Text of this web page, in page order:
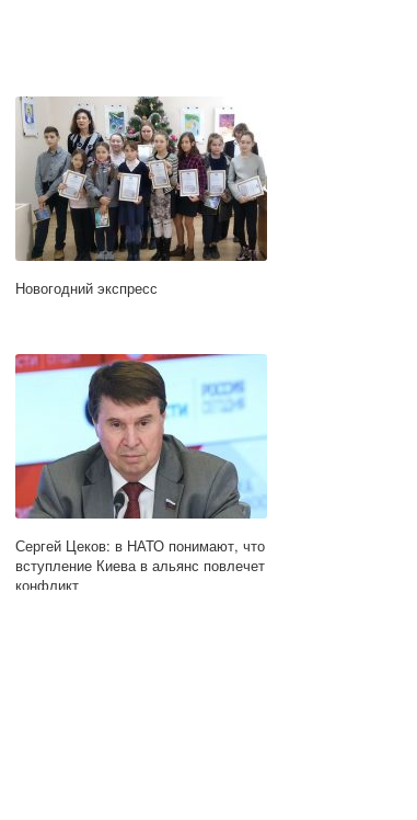
Новогодний экспресс
Сергей Цеков: в НАТО понимают, что
вступление Киева в альянс повлечет
конфликт